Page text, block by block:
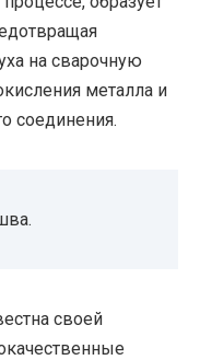
на сварочную
металла и
соединения.
своей